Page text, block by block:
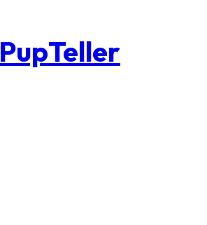
PupTeller